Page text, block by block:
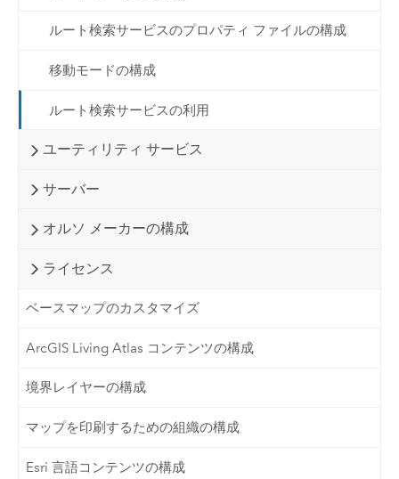
ルート検索サービスのプロパティ ファイルの構成
移動モードの構成
ルート検索サービスの利用
ユーティリティ サービス
サーバー
オルソ メーカーの構成
ライセンス
ベースマップのカスタマイズ
ArcGIS Living Atlas コンテンツの構成
境界レイヤーの構成
マップを印刷するための組織の構成
Esri 言語コンテンツの構成